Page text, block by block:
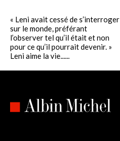
« Leni avait cessé de s’interroger
sur le monde, préférant
l’observer tel qu’il était et non
pour ce qu’il pourrait devenir. »
Leni aime la vie......